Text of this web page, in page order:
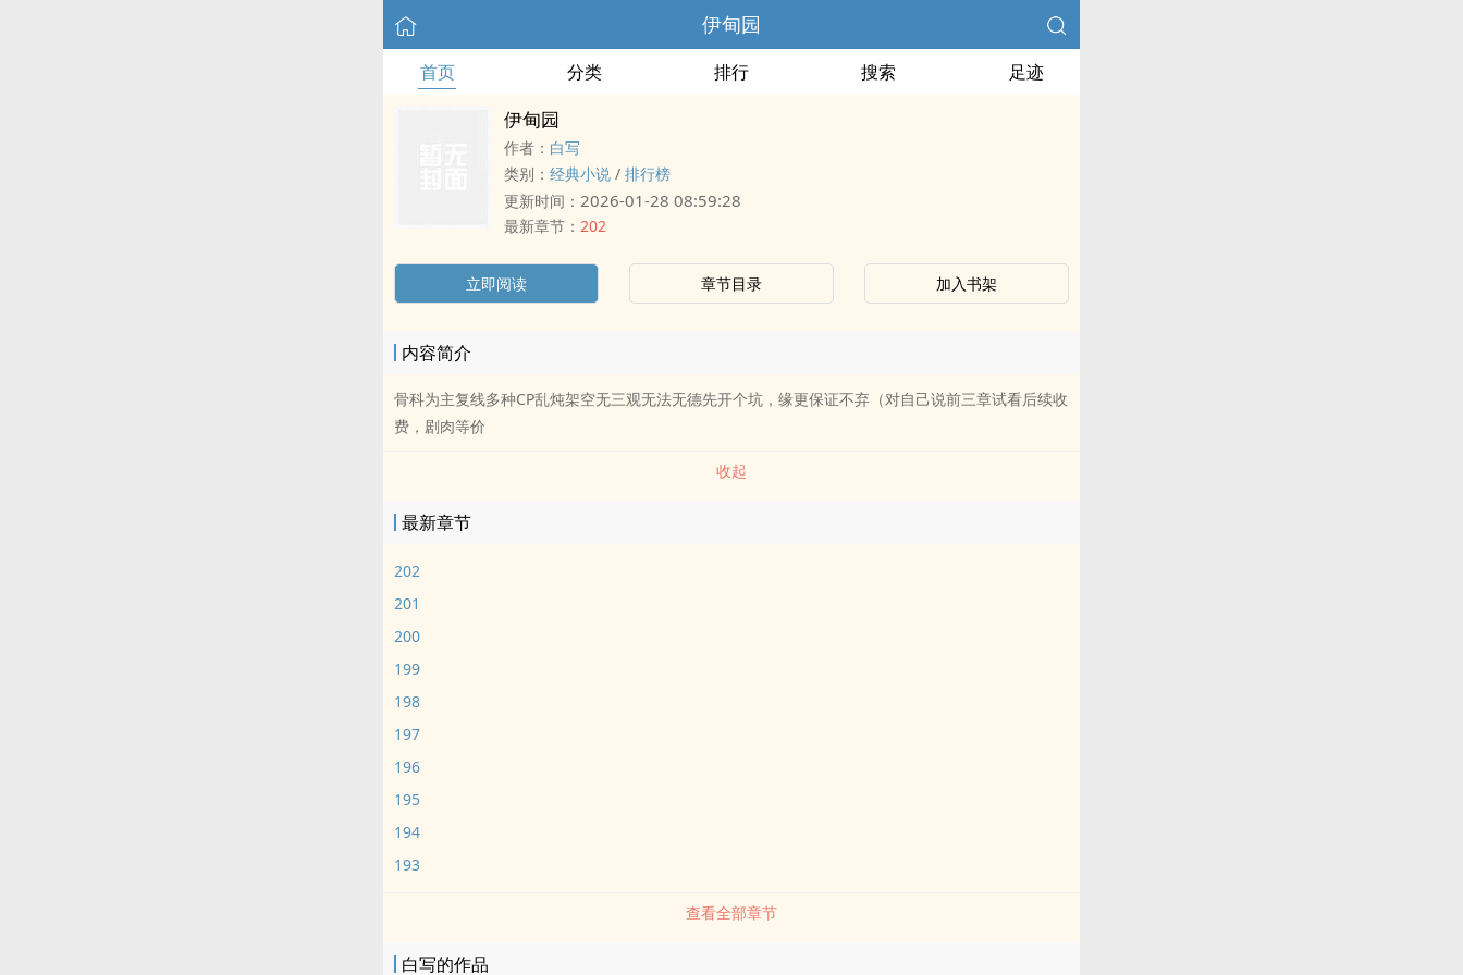
伊甸园
首页 分类 排行 搜索 足迹
伊甸园
作者： 白写
类别： 经典小说 / 排行榜
更新时间： 2026-01-28 08:59:28
最新章节： 202
立即阅读 章节目录 加入书架
内容简介
骨科为主复线多种CP乱炖架空无三观无法无德先开个坑，缘更保证不弃（对自己说前三章试看后续收
费，剧肉等价
收起
最新章节
202
201
200
199
198
197
196
195
194
193
查看全部章节
白写的作品